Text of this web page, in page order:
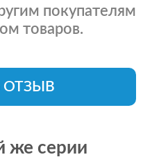
покупателям
товаров.
ОТЗЫВ
же серии